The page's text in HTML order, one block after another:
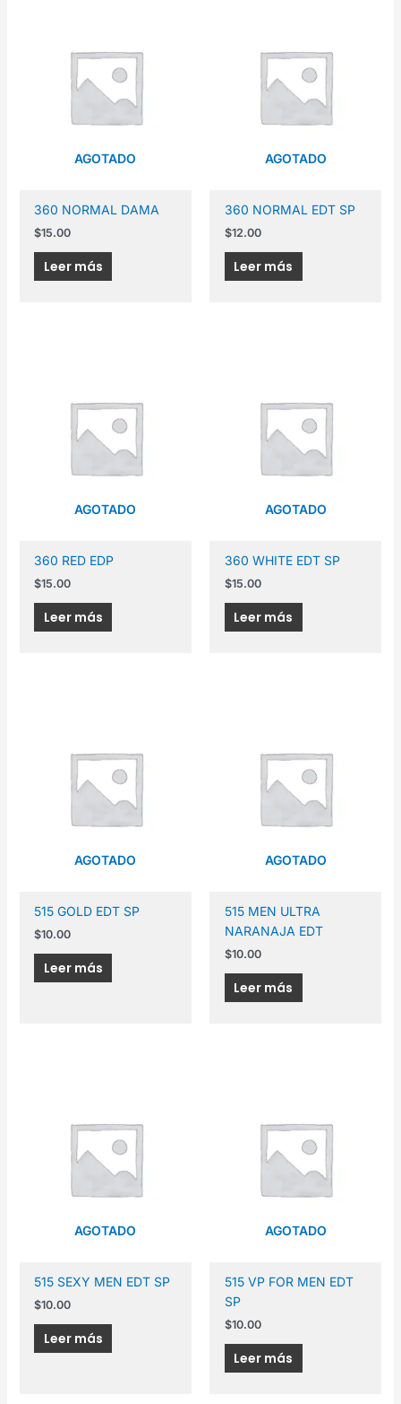
AGOTADO
360 NORMAL DAMA
$15.00
Leer más
AGOTADO
360 NORMAL EDT SP
$12.00
Leer más
AGOTADO
360 RED EDP
$15.00
Leer más
AGOTADO
360 WHITE EDT SP
$15.00
Leer más
AGOTADO
515 GOLD EDT SP
$10.00
Leer más
AGOTADO
515 MEN ULTRA
NARANAJA EDT
$10.00
Leer más
AGOTADO
515 SEXY MEN EDT SP
$10.00
Leer más
AGOTADO
515 VP FOR MEN EDT
SP
$10.00
Leer más